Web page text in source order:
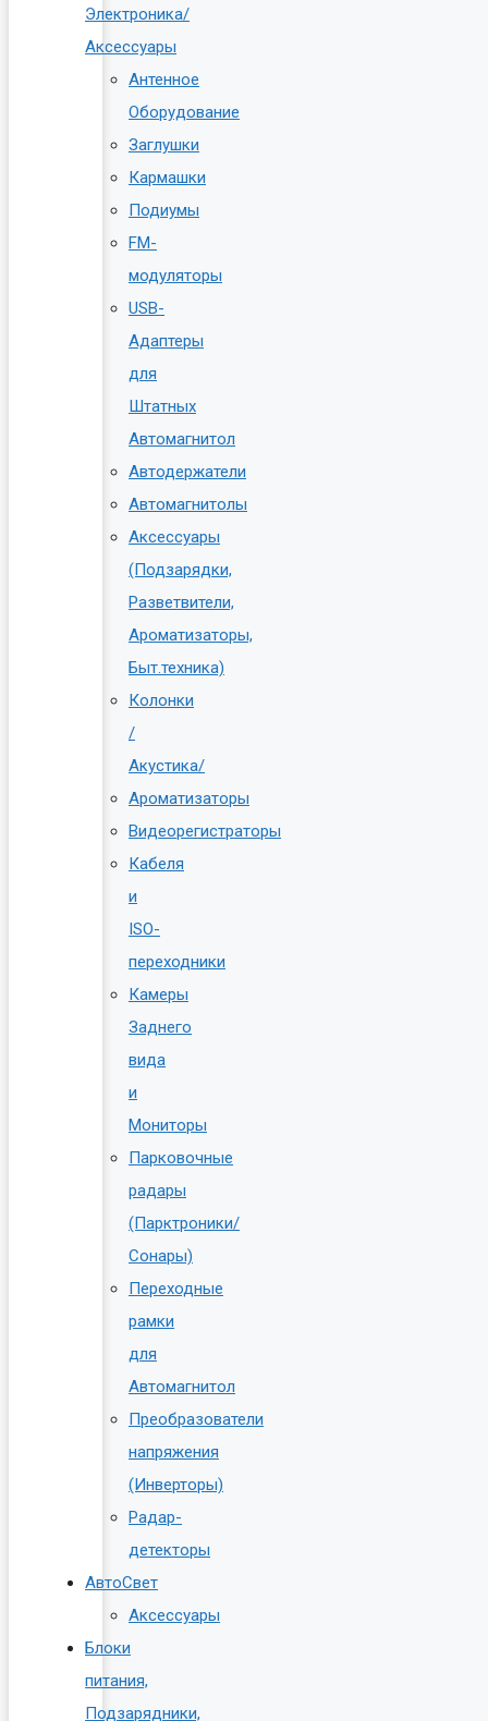
Электроника/
Аксессуары
Антенное
Оборудование
Заглушки
Кармашки
Подиумы
FM-
модуляторы
USB-
Адаптеры
для
Штатных
Автомагнитол
Автодержатели
Автомагнитолы
Аксессуары
(Подзарядки,
Разветвители,
Ароматизаторы,
Быт.техника)
Колонки
/
Акустика/
Ароматизаторы
Видеорегистраторы
Кабеля
и
ISO-
переходники
Камеры
Заднего
вида
и
Мониторы
Парковочные
радары
(Парктроники/
Сонары)
Переходные
рамки
для
Автомагнитол
Преобразователи
напряжения
(Инверторы)
Радар-
детекторы
АвтоСвет
Аксессуары
Блоки
питания,
Подзарядники,